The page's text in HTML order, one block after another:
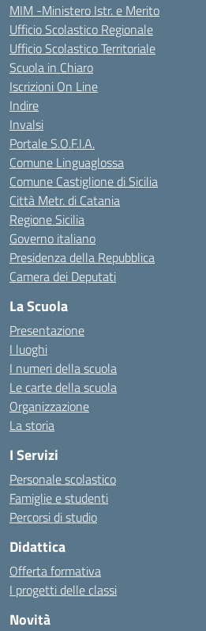
MIM -Ministero Istr. e Merito
Ufficio Scolastico Regionale
Ufficio Scolastico Territoriale
Scuola in Chiaro
Iscrizioni On Line
Indire
Invalsi
Portale S.O.F.I.A.
Comune Linguaglossa
Comune Castiglione di Sicilia
Città Metr. di Catania
Regione Sicilia
Governo italiano
Presidenza della Repubblica
Camera dei Deputati
La Scuola
Presentazione
I luoghi
I numeri della scuola
Le carte della scuola
Organizzazione
La storia
I Servizi
Personale scolastico
Famiglie e studenti
Percorsi di studio
Didattica
Offerta formativa
I progetti delle classi
Novità